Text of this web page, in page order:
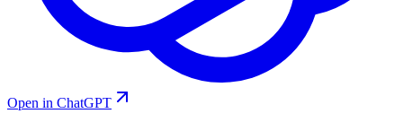
Open in ChatGPT